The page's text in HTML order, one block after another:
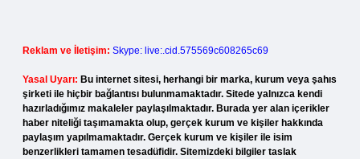
Reklam ve İletişim: Skype: live:.cid.575569c608265c69
Yasal Uyarı: Bu internet sitesi, herhangi bir marka, kurum veya şahıs
şirketi ile hiçbir bağlantısı bulunmamaktadır. Sitede yalnızca kendi
hazırladığımız makaleler paylaşılmaktadır. Burada yer alan içerikler
haber niteliği taşımamakta olup, gerçek kurum ve kişiler hakkında
paylaşım yapılmamaktadır. Gerçek kurum ve kişiler ile isim
benzerlikleri tamamen tesadüfidir. Sitemizdeki bilgiler taslak